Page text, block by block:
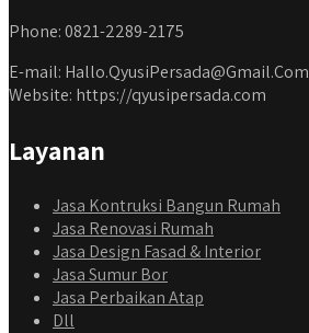
Phone: 0821-2289-2175
E-mail: Hallo.QyusiPersada@Gmail.Com
Website: https://qyusipersada.com
Layanan
Jasa Kontruksi Bangun Rumah
Jasa Renovasi Rumah
Jasa Design Fasad & Interior
Jasa Sumur Bor
Jasa Perbaikan Atap
Dll